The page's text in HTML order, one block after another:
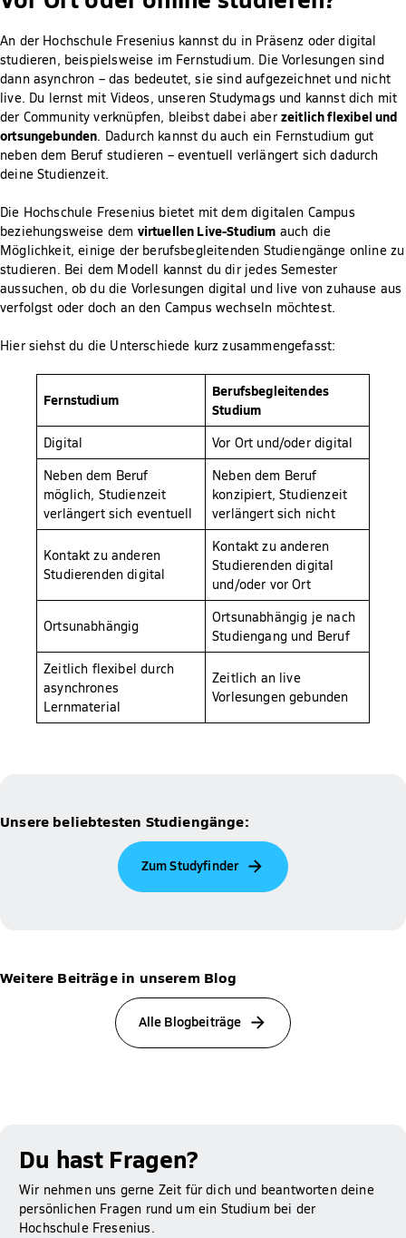
An der Hochschule Fresenius kannst du in Präsenz oder digital
studieren, beispielsweise im Fernstudium. Die Vorlesungen sind
dann asynchron – das bedeutet, sie sind aufgezeichnet und nicht
live. Du lernst mit Videos, unseren Studymags und kannst dich mit
der Community verknüpfen, bleibst dabei aber zeitlich flexibel und
ortsungebunden. Dadurch kannst du auch ein Fernstudium gut
neben dem Beruf studieren – eventuell verlängert sich dadurch
deine Studienzeit.
Die Hochschule Fresenius bietet mit dem digitalen Campus
beziehungsweise dem virtuellen Live-Studium auch die
Möglichkeit, einige der berufsbegleitenden Studiengänge online zu
studieren. Bei dem Modell kannst du dir jedes Semester
aussuchen, ob du die Vorlesungen digital und live von zuhause aus
verfolgst oder doch an den Campus wechseln möchtest.
Hier siehst du die Unterschiede kurz zusammengefasst:
Fernstudium
Berufsbegleitendes
Studium
Digital
Vor Ort und/oder digital
Neben dem Beruf
möglich, Studienzeit
verlängert sich eventuell
Neben dem Beruf
konzipiert, Studienzeit
verlängert sich nicht
Kontakt zu anderen
Studierenden digital
Kontakt zu anderen
Studierenden digital
und/oder vor Ort
Ortsunabhängig
Ortsunabhängig je nach
Studiengang und Beruf
Zeitlich flexibel durch
asynchrones
Lernmaterial
Zeitlich an live
Vorlesungen gebunden
Unsere beliebtesten Studiengänge:
Zum Studyfinder
Weitere Beiträge in unserem Blog
Alle Blogbeiträge
Du hast Fragen?
Wir nehmen uns gerne Zeit für dich und beantworten deine
persönlichen Fragen rund um ein Studium bei der
Hochschule Fresenius.